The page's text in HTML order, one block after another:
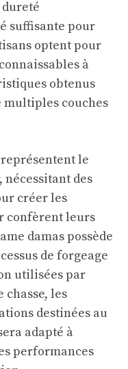
suffisante pour
optent pour
à
obtenus
multiples couches
le
des
créer les
confèrent leurs
damas possède
de forgeage
utilisées par
chasse, les
destinées au
adapté à
performances